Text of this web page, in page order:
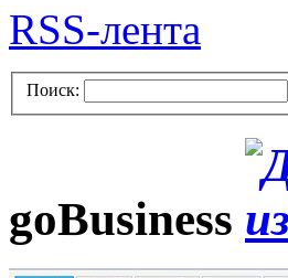
RSS-лента
Поиск:
goBusiness